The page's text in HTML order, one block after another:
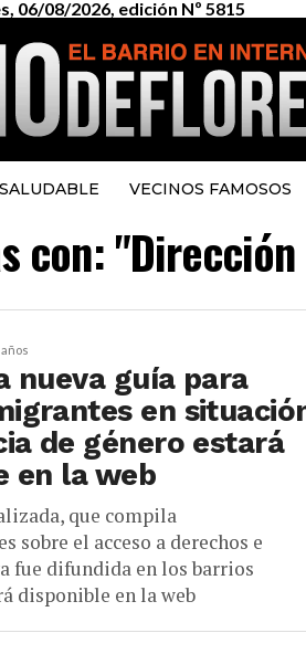
06/08/2026, edición Nº 5815
VECINOS FAMOSOS
con:
nueva guía para
en
de género estará
en la web
que compila
sobre el acceso a derechos e
fue difundida en los barrios
disponible en la web